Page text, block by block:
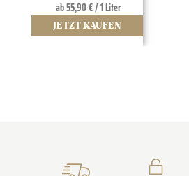
ab 55,90 € / 1 Liter
JETZT KAUFEN